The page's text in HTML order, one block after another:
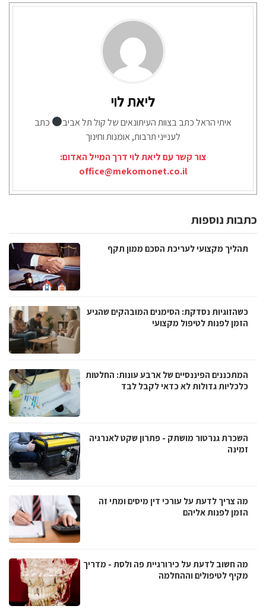
ליאת לוי
איתי הראל כתב בצוות העיתונאים של קול תל אביב
כתב
לענייני תרבות, אומנות וחינוך
צור קשר עם ליאת לוי דרך המייל האדום:
office@mekomonet.co.il
כתבות נוספות
תהליך מקצועי לעריכת הסכם ממון תקף
כשהזוגיות נסדקת: הסימנים המובהקים שהגיע
הזמן לפנות לטיפול מקצועי
המתכננים הפיננסיים של ארבע עונות: החלטות
כלכליות גדולות לא כדאי לקבל לבד
השכרת גנרטור מושתק - פתרון שקט לאנרגיה
זמינה
מה צריך לדעת על עורכי דין מיסים ומתי זה
הזמן לפנות אליהם
מה חשוב לדעת על כירורגיית פה ולסת - מדריך
מקיף לטיפולים וההחלמה